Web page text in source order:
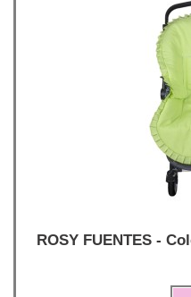
ROSY FUENTES -